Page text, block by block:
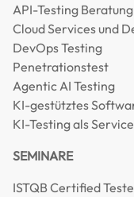
API-Testing Beratung
Cloud Services und
DevOps Testing
Penetrationstest
Agentic AI Testing
KI-gestütztes
KI-Testing als Service
SEMINARE
ISTQB Certified